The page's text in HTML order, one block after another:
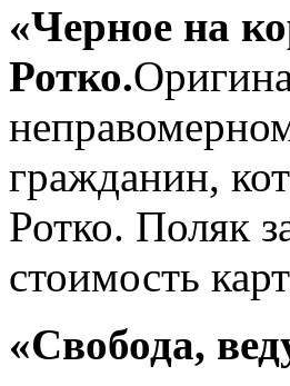
«Черное на
Ротко.
гражданин,
Ротко. Поляк
стоимость
«Свобода,